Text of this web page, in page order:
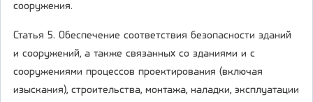
сооружения.
Статья 5. Обеспечение соответствия безопасности зданий
и сооружений, а также связанных со зданиями и с
сооружениями процессов проектирования (включая
изыскания), строительства, монтажа, наладки, эксплуатации